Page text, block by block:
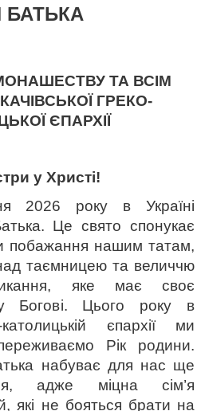
БАТЬКА
ТА ВСІМ
ГРЕКО-
ЄПАРХІЇ
у Христі!
2026 року в Україні
Це свято спонукає
побажання нашим татам,
таємницею та величчю
яке має своє
Богові. Цього року в
католицькій єпархії ми
Рік родини.
набуває для нас ще
адже міцна сім’я
які не бояться брати на